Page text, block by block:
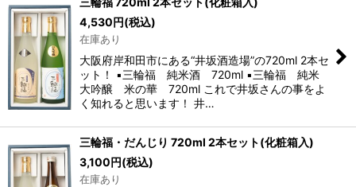
4,530円(税込)
在庫あり
大阪府岸和田市にある“井坂酒造場”の720ml 2本セ
ット！ ▪三輪福 純米酒 720ml ▪三輪福 純米
大吟醸 米の華 720ml これで井坂さんの事をよ
く知れると思います！ 井…
三輪福・だんじり 720ml 2本セット(化粧箱入)
3,100円(税込)
在庫あり